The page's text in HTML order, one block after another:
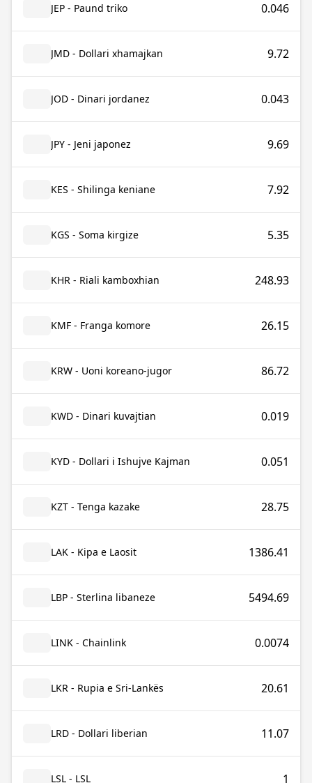
JEP - Paund triko 0.046
JMD - Dollari xhamajkan 9.72
JOD - Dinari jordanez 0.043
JPY - Jeni japonez 9.69
KES - Shilinga keniane 7.92
KGS - Soma kirgize 5.35
KHR - Riali kamboxhian 248.93
KMF - Franga komore 26.15
KRW - Uoni koreano-jugor 86.72
KWD - Dinari kuvajtian 0.019
KYD - Dollari i Ishujve Kajman 0.051
KZT - Tenga kazake 28.75
LAK - Kipa e Laosit 1386.41
LBP - Sterlina libaneze 5494.69
LINK - Chainlink 0.0074
LKR - Rupia e Sri-Lankës 20.61
LRD - Dollari liberian 11.07
LSL - LSL 1